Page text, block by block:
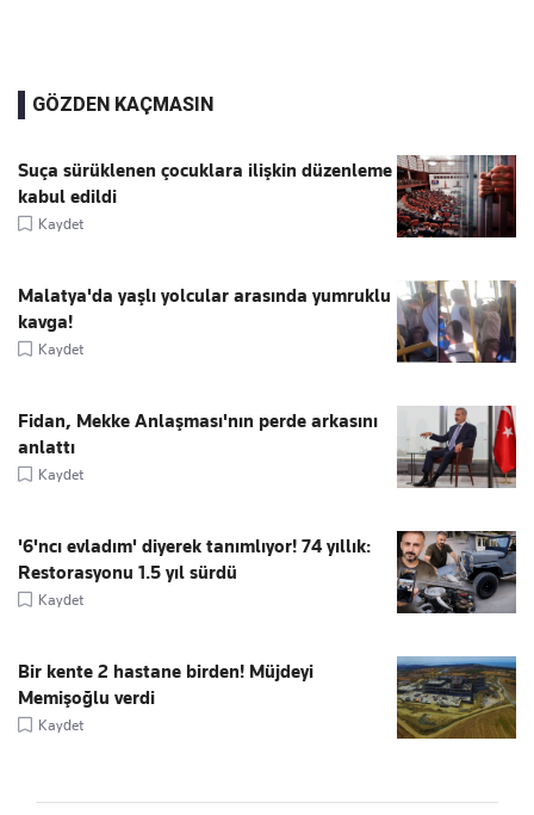
GÖZDEN KAÇMASIN
Suça sürüklenen çocuklara ilişkin düzenleme
kabul edildi
Kaydet
Malatya'da yaşlı yolcular arasında yumruklu
kavga!
Kaydet
Fidan, Mekke Anlaşması'nın perde arkasını
anlattı
Kaydet
'6'ncı evladım' diyerek tanımlıyor! 74 yıllık:
Restorasyonu 1.5 yıl sürdü
Kaydet
Bir kente 2 hastane birden! Müjdeyi
Memişoğlu verdi
Kaydet